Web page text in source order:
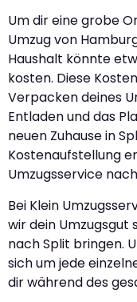
Um dir eine grobe
Umzug von
Haushalt könnte
kosten. Diese
Verpacken deines
Entladen und das
neuen Zuhause in
Kostenaufstellung
Umzugsservice
Bei Klein
wir dein Umzugsgut
nach Split bringen.
sich um jede
dir während des